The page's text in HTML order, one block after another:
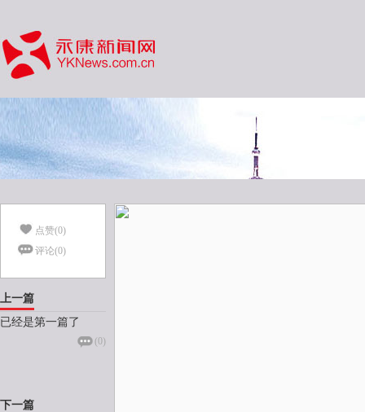
点赞(0)
评论(0)
上一篇
已经是第一篇了
(0)
下一篇